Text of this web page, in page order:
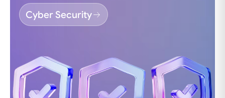
Cyber Security